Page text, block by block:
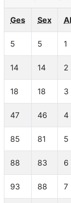
Ges Sex
5 5 1
14 14 2
18 18 3
47 46 4
85 81 5
88 83 6
93 88 7